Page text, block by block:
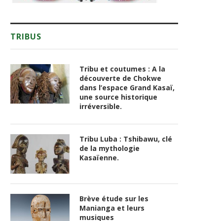
TRIBUS
Tribu et coutumes : A la
découverte de Chokwe
dans l’espace Grand Kasaï,
une source historique
irréversible.
Tribu Luba : Tshibawu, clé
de la mythologie
Kasaïenne.
Brève étude sur les
Manianga et leurs
musiques